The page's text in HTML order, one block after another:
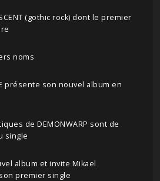
(gothic rock) dont le premier
noms
présente son nouvel album en
de DEMONWARP sont de
single
album et invite Mikael
premier single